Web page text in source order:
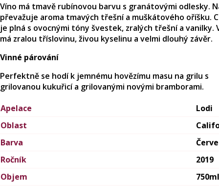
Apelace
Lodi
Oblast
Barva
Ročník
2019
Objem
750ml
Víno má tmavě rubínovou barvu s granátovými odlesky.
převažuje aroma tmavých třešní a muškátového oříšku.
je plná s ovocnými tóny švestek, zralých třešní a vanilky.
má zralou tříslovinu, živou kyselinu a velmi dlouhý závěr.
Vinné párování
Perfektně se hodí k jemnému hovězímu masu na grilu s
grilovanou kukuřicí a grilovanými novými bramborami.